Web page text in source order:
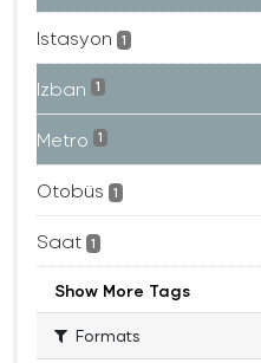
Istasyon 1
Izban 1
Metro 1
Otobüs 1
Saat 1
Show More Tags
Formats